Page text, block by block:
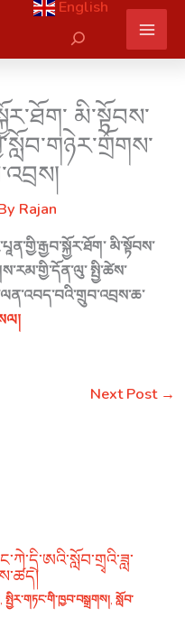
English
Search
མི་སྟོབས་
Rajan
མི་སྟོབས་
སྤྱི་ཚེས་
Next Post →
, སྤྱིར་གཏང་གི་ཁྱབ་བསྒྲགས།, སློབ་